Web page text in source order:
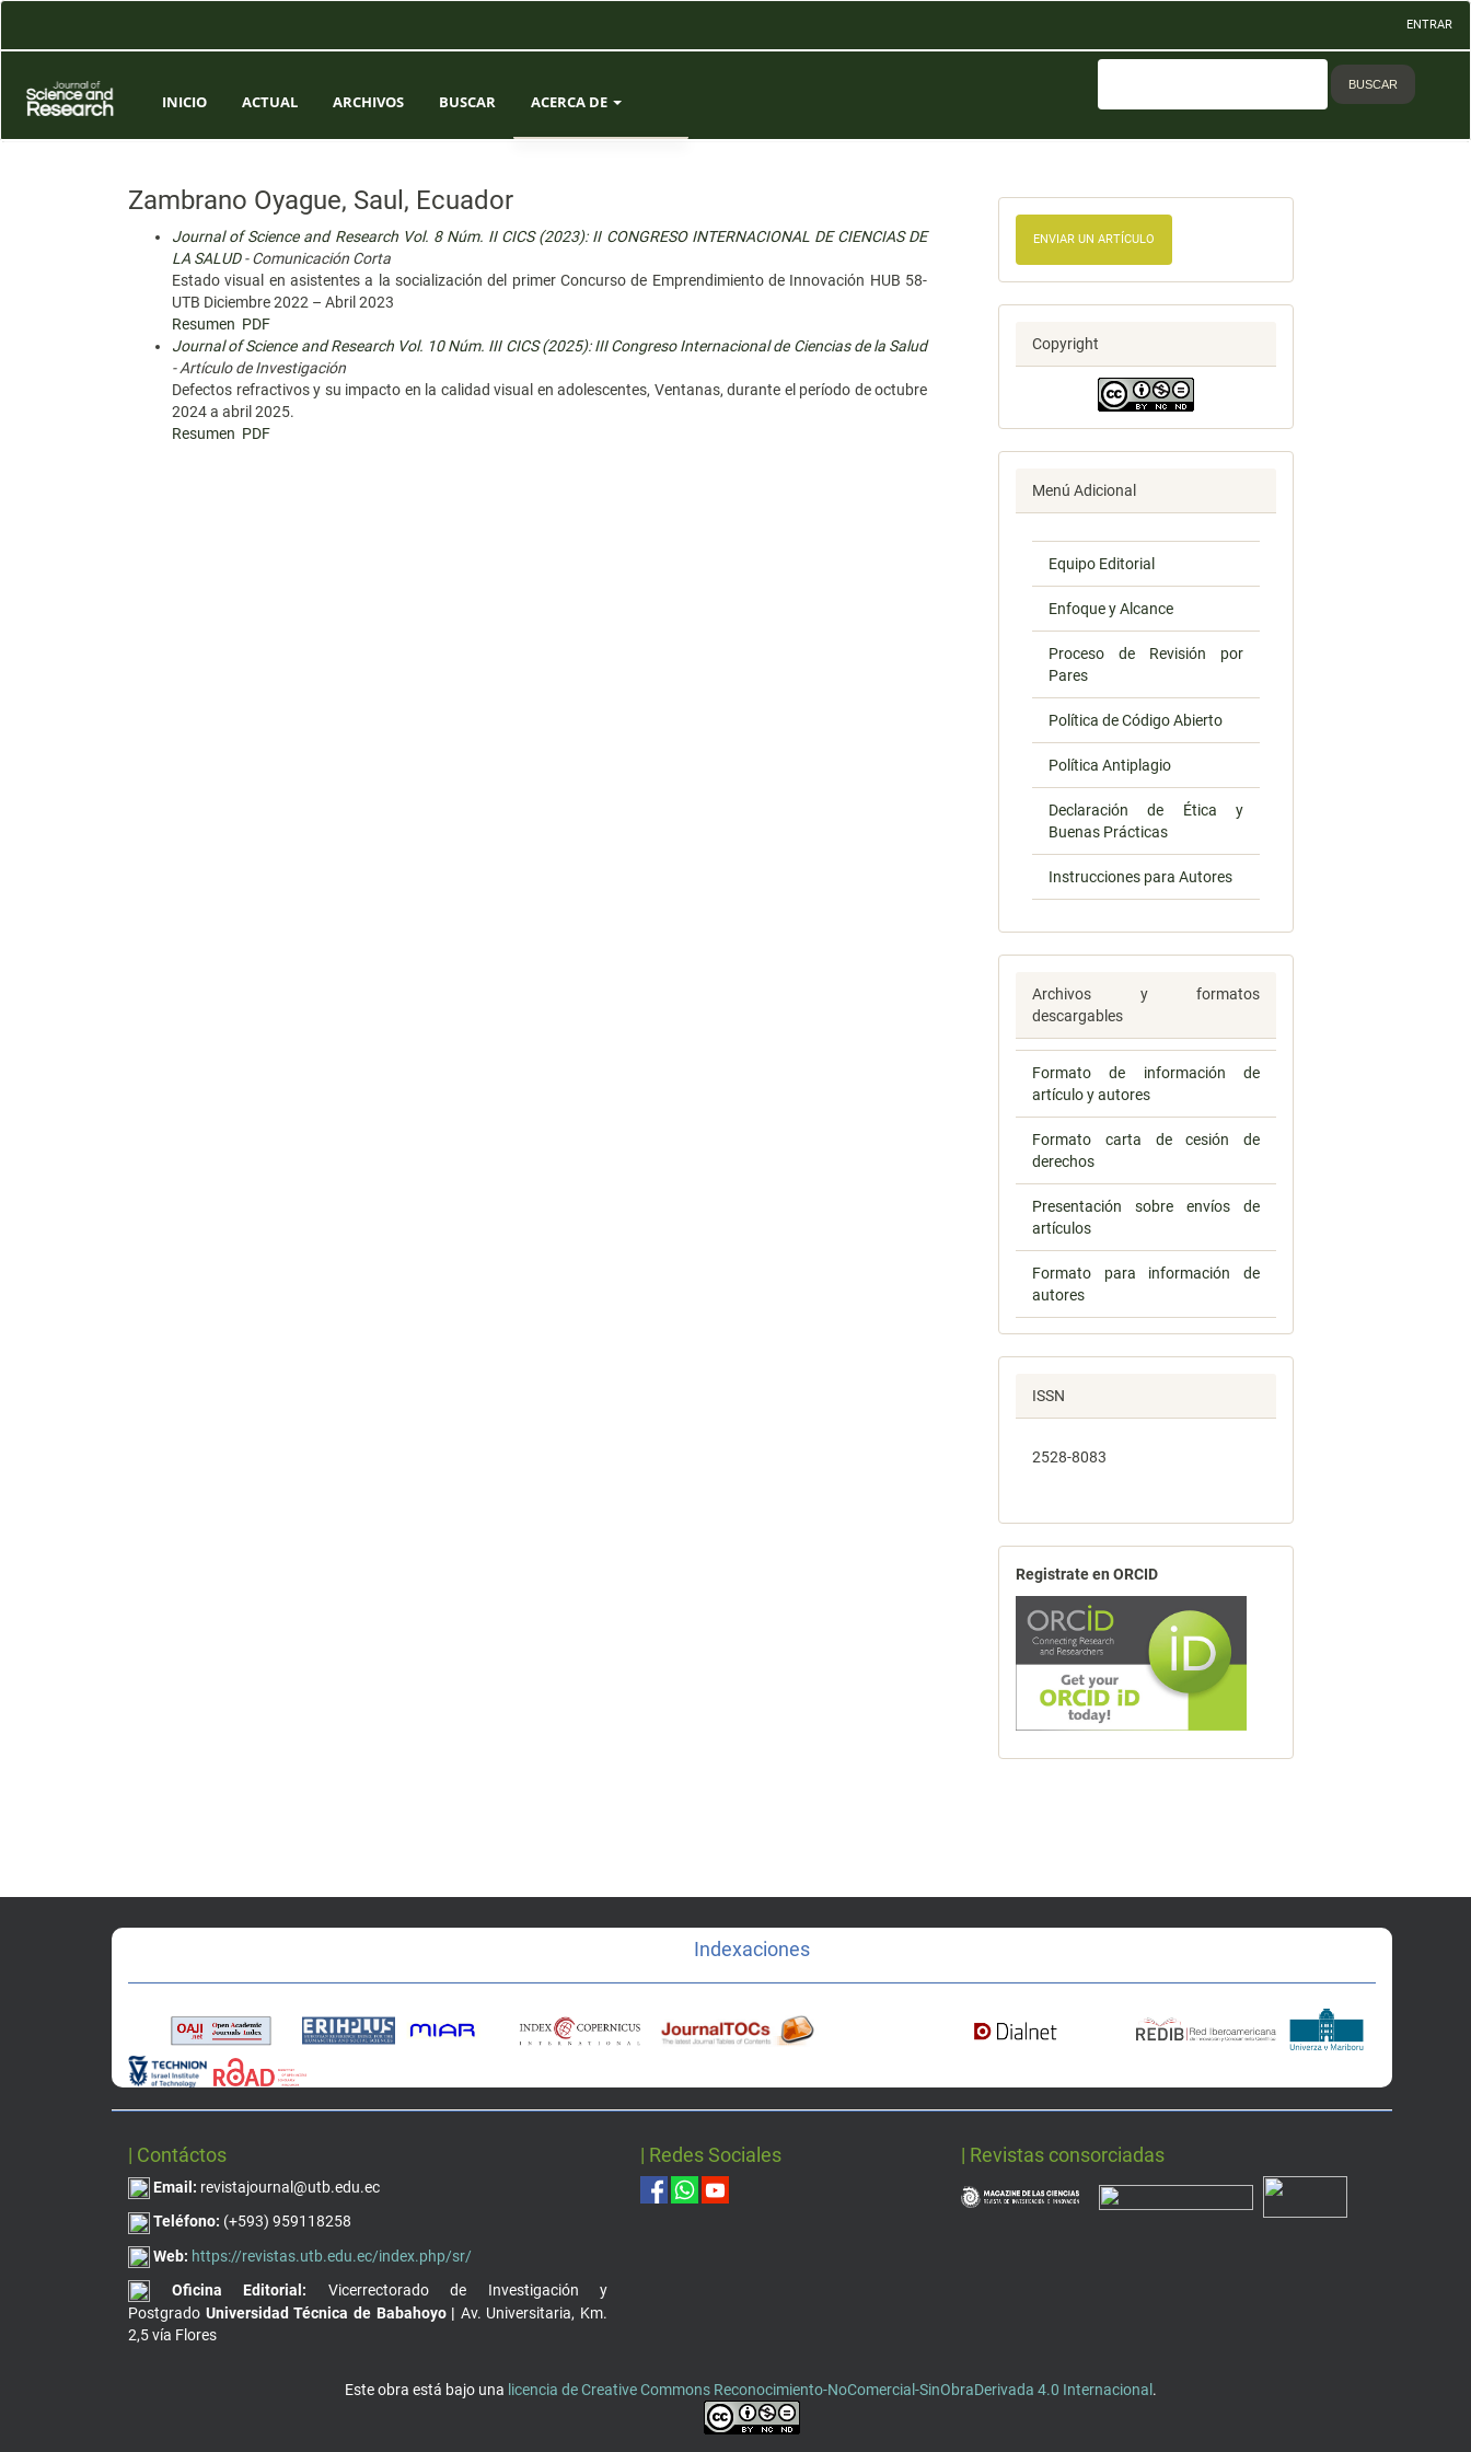
Contenido
Barra
lateral
ENTRAR
INICIO ACTUAL ARCHIVOS BUSCAR ACERCA DE
EQUIPO EDITORIAL
CONTACTO
BUSCAR
Zambrano Oyague, Saul, Ecuador
Journal of Science and Research Vol. 8 Núm. II CICS (2023): II CONGRESO INTERNACIONAL DE CIENCIAS DE
LA SALUD- Comunicación Corta
Estado visual en asistentes a la socialización del primer Concurso de Emprendimiento de Innovación HUB 58-
UTB Diciembre 2022 – Abril 2023
Resumen PDF
Journal of Science and Research Vol. 10 Núm. III CICS (2025): III Congreso Internacional de Ciencias de la Salud
- Artículo de Investigación
Defectos refractivos y su impacto en la calidad visual en adolescentes, Ventanas, durante el período de octubre
2024 a abril 2025.
Resumen PDF
ENVIAR UN ARTÍCULO
Copyright
Menú Adicional
Equipo Editorial
Enfoque y Alcance
Proceso de Revisión por
Pares
Política de Código Abierto
Política Antiplagio
Declaración de Ética y
Buenas Prácticas
Instrucciones para Autores
Archivos y formatos
descargables
Formato de información de
artículo y autores
Formato carta de cesión de
derechos
Presentación sobre envíos de
artículos
Formato para información de
autores
ISSN
2528-8083
Registrate en ORCID
Indexaciones
| Contáctos
Email: revistajournal@utb.edu.ec
Teléfono: (+593) 959118258
Web: https://revistas.utb.edu.ec/index.php/sr/
Oficina Editorial: Vicerrectorado de Investigación y
Postgrado Universidad Técnica de Babahoyo | Av. Universitaria, Km.
2,5 vía Flores
| Redes Sociales | Revistas consorciadas
Este obra está bajo una licencia de Creative Commons Reconocimiento-NoComercial-SinObraDerivada 4.0 Internacional .